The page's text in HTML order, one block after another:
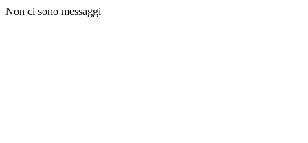
Non ci sono messaggi